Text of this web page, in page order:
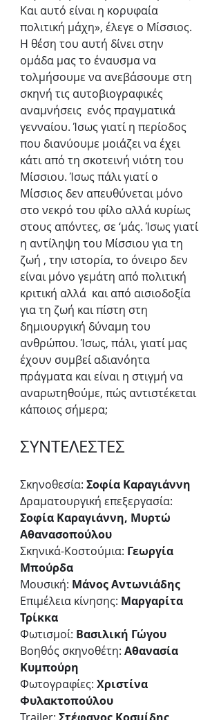
Και αυτό είναι η κορυφαία
πολιτική μάχη», έλεγε ο Μίσσιος.
Η θέση του αυτή δίνει στην
ομάδα μας το έναυσμα να
τολμήσουμε να ανεβάσουμε στη
σκηνή τις αυτοβιογραφικές
αναμνήσεις  ενός πραγματικά
γενναίου. Ίσως γιατί η περίοδος
που διανύουμε μοιάζει να έχει
κάτι από τη σκοτεινή νιότη του
Μίσσιου. Ίσως πάλι γιατί ο
Μίσσιος δεν απευθύνεται μόνο
στο νεκρό του φίλο αλλά κυρίως
στους απόντες, σε ‘μάς. Ίσως γιατί
η αντίληψη του Μίσσιου για τη
ζωή , την ιστορία, το όνειρο δεν
είναι μόνο γεμάτη από πολιτική
κριτική αλλά  και από αισιοδοξία
για τη ζωή και πίστη στη
δημιουργική δύναμη του
ανθρώπου. Ίσως, πάλι, γιατί μας
έχουν συμβεί αδιανόητα
πράγματα και είναι η στιγμή να
αναρωτηθούμε, πώς αντιστέκεται
κάποιος σήμερα;
ΣΥΝΤΕΛΕΣΤΕΣ
Σκηνοθεσία: Σοφία Καραγιάννη
Δραματουργική επεξεργασία:
Σοφία Καραγιάννη, Μυρτώ
Αθανασοπούλου
Σκηνικά-Κοστούμια: Γεωργία
Μπούρδα
Μουσική: Μάνος Αντωνιάδης
Επιμέλεια κίνησης: Μαργαρίτα
Τρίκκα
Φωτισμοί: Βασιλική Γώγου
Βοηθός σκηνοθέτη: Αθανασία
Κυμπούρη
Φωτογραφίες: Χριστίνα
Φυλακτοπούλου